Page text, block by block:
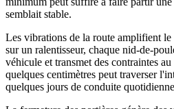
semblait stable.
Les vibrations de la route amplifient le
sur un ralentisseur, chaque nid-de-
véhicule et transmet des contraintes
quelques centimètres peut traverser
quelques jours de conduite